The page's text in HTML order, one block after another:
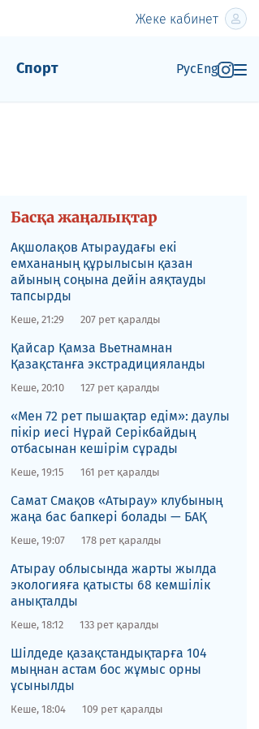
Жеке кабинет
Спорт РусEng
Басқа жаңалықтар
Ақшолақов Атыраудағы екі
емхананың құрылысын қазан
айының соңына дейін аяқтауды
тапсырды
Кеше, 21:29 207 рет қаралды
​Қайсар Қамза Вьетнамнан
Қазақстанға экстрадицияланды
Кеше, 20:10 127 рет қаралды
«Мен 72 рет пышақтар едім»: даулы
пікір иесі Нұрай Серікбайдың
отбасынан кешірім сұрады
Кеше, 19:15 161 рет қаралды
​Самат Смақов «Атырау» клубының
жаңа бас бапкері болады — БАҚ
Кеше, 19:07 178 рет қаралды
​Атырау облысында жарты жылда
экологияға қатысты 68 кемшілік
анықталды
Кеше, 18:12 133 рет қаралды
​Шілдеде қазақстандықтарға 104
мыңнан астам бос жұмыс орны
ұсынылды
Кеше, 18:04 109 рет қаралды